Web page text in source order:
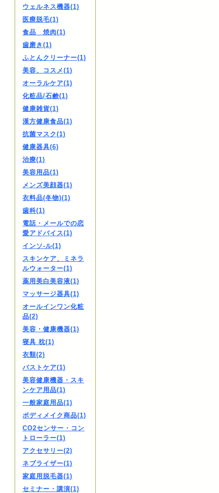
ウェルネス機器(1)
医療脱毛(1)
食品 焼肉(1)
歯磨き(1)
ふとんクリーナー(1)
美容、コスメ(1)
オーラルケア(1)
化粧品/石鹸(1)
健康雑貨(1)
漢方健康食品(1)
抗菌マスク(1)
健康器具(6)
治療(1)
美容用品(1)
メンズ美顔器(1)
衣料品(冬物)(1)
歯科(1)
電話・メールでの恋
愛アドバイス(1)
インソ-ル(1)
スキンケア、ミネラ
ルウォーター(1)
薬用美白美容液(1)
マッサージ器具(1)
オールインワン化粧
品(2)
美容・健康機器(1)
寝具 枕(1)
衣類(2)
バストケア(1)
美容健康機器・スキ
ンケア用品(1)
一般家庭用品(1)
ボディメイク商品(1)
CO2センサー・コン
トローラー(1)
アクセサリー(2)
ネブライザー(1)
家庭用脱毛器(1)
セミナー・講演(1)